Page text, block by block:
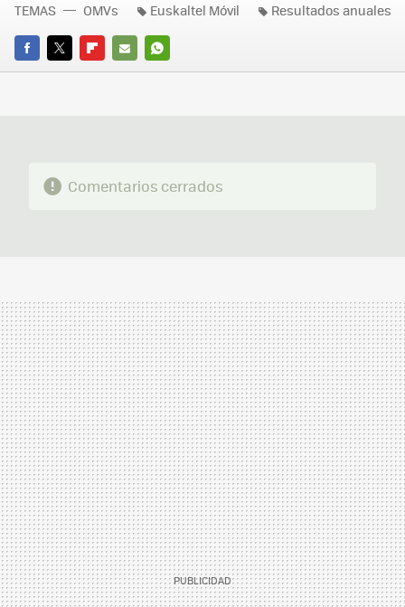
FACEBOOK
TWITTERFLIPBOARD
E-
WHATSAPP
TEMAS OMVs Euskaltel Móvil Resultados anuales
Comentarios cerrados